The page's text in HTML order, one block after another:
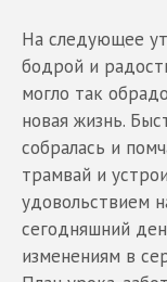
На следующее
бодрой и
могло так
новая жизнь.
собралась и
трамвай и
удовольствием
сегодняшний
изменениям в